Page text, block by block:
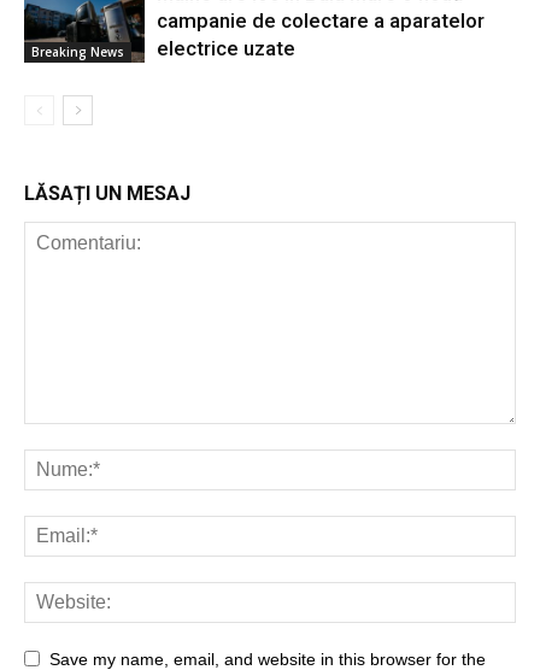
Breaking News
campanie de colectare a aparatelor
electrice uzate
LĂSAȚI UN MESAJ
Save my name, email, and website in this browser for the